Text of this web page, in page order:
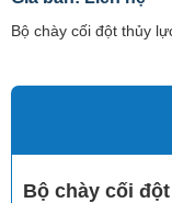
Bộ chày cối đột thủy
Bộ chày cối